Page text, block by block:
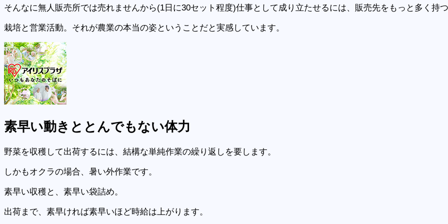
そんなに無人販売所では売れませんから(1日に30セット程度)仕事として成り立たせるには、販売先をもっと多く持つ
栽培と営業活動。それが農業の本当の姿ということだと実感しています。
素早い動きととんでもない体力
野菜を収穫して出荷するには、結構な単純作業の繰り返しを要します。
しかもオクラの場合、暑い外作業です。
素早い収穫と、素早い袋詰め。
出荷まで、素早ければ素早いほど時給は上がります。